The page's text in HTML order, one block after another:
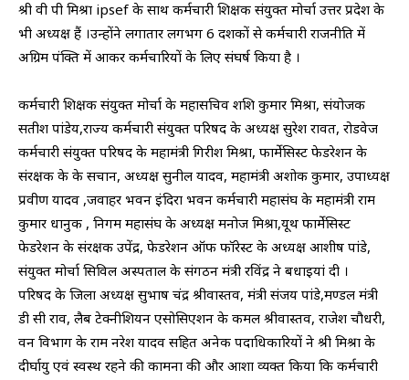
श्री वी पी मिश्रा ipsef के साथ कर्मचारी शिक्षक संयुक्त मोर्चा उत्तर प्रदेश के
भी अध्यक्ष हैं ।उन्होंने लगातार लगभग 6 दशकों से कर्मचारी राजनीति में
अग्रिम पंक्ति में आकर कर्मचारियों के लिए संघर्ष किया है ।
कर्मचारी शिक्षक संयुक्त मोर्चा के महासचिव शशि कुमार मिश्रा, संयोजक
सतीश पांडेय,राज्य कर्मचारी संयुक्त परिषद के अध्यक्ष सुरेश रावत, रोडवेज
कर्मचारी संयुक्त परिषद के महामंत्री गिरीश मिश्रा, फार्मेसिस्ट फेडरेशन के
संरक्षक के के सचान, अध्यक्ष सुनील यादव, महामंत्री अशोक कुमार, उपाध्यक्ष
प्रवीण यादव ,जवाहर भवन इंदिरा भवन कर्मचारी महासंघ के महामंत्री राम
कुमार धानुक , निगम महासंघ के अध्यक्ष मनोज मिश्रा,यूथ फार्मेसिस्ट
फेडरेशन के संरक्षक उपेंद्र, फेडरेशन ऑफ फॉरेस्ट के अध्यक्ष आशीष पांडे,
संयुक्त मोर्चा सिविल अस्पताल के संगठन मंत्री रविंद्र ने बधाइयां दी ।
परिषद के जिला अध्यक्ष सुभाष चंद्र श्रीवास्तव, मंत्री संजय पांडे,मण्डल मंत्री
डी सी राव, लैब टेक्नीशियन एसोसिएशन के कमल श्रीवास्तव, राजेश चौधरी,
वन विभाग के राम नरेश यादव सहित अनेक पदाधिकारियों ने श्री मिश्रा के
दीर्घायु एवं स्वस्थ रहने की कामना की और आशा व्यक्त किया कि कर्मचारी